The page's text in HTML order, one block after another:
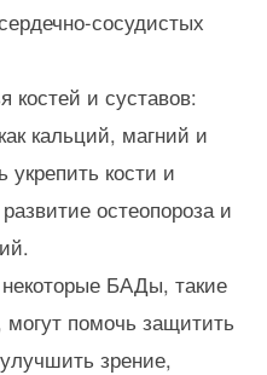
сосудистых
костей и суставов:
кальций, магний и
кости и
остеопороза и
БАДы, такие
могут помочь защитить
зрение,